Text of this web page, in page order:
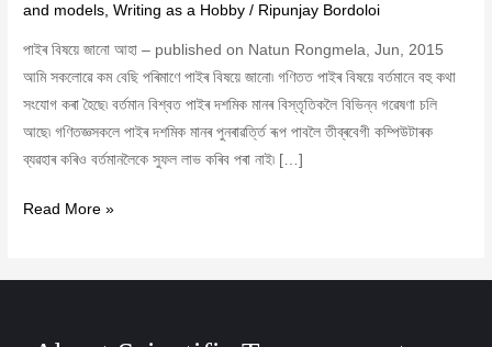
and models,Writing as a Hobby / Ripunjay Bordoloi
পাইৰ বিষয়ে জানো আহা – published on Natun Rongmela, Jun, 2015
আমি সকলোৱে কম বেছি পৰিমাণে পাইৰ বিষয়ে জানো৷ গণিতত পাইৰ বিষয়ে বৰ্তমানে বহু কথা
সংযোগ কৰা হৈছে৷ বৰ্তমান বিশ্বত পাইৰ দশমিক মানৰ বিস্তৃতিকলৈ বিভিন্ন গৱেষণা চলি
আছে৷ গণিতজ্ঞসকলে পাইৰ দশমিক মানৰ পুনৰাৱৰ্ত্তি ৰূপ পাবলৈ তীব্ৰবেগী কম্পিউটাৰক
ব্যৱহাৰ কৰিও বৰ্তমানলৈকে সুফল লাভ কৰিব পৰা নাই৷ […]
Read More »